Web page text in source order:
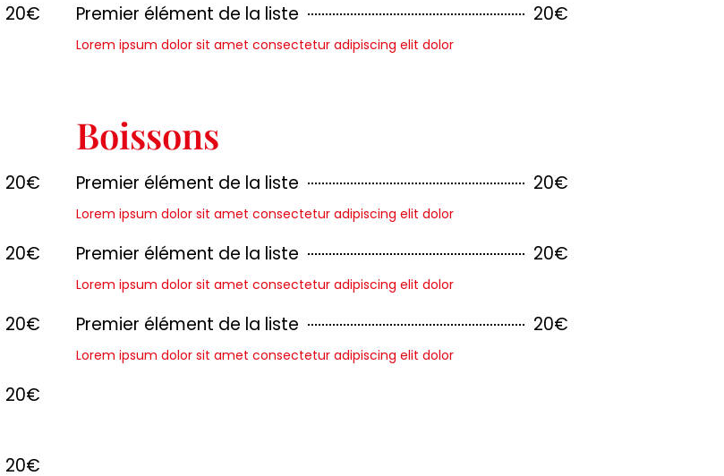
20€ Premier élément de la liste 20€
Lorem ipsum dolor sit amet consectetur adipiscing elit dolor
20€
20€
20€
20€
20€
Boissons
Premier élément de la liste 20€
Lorem ipsum dolor sit amet consectetur adipiscing elit dolor
Premier élément de la liste 20€
Lorem ipsum dolor sit amet consectetur adipiscing elit dolor
Premier élément de la liste 20€
Lorem ipsum dolor sit amet consectetur adipiscing elit dolor